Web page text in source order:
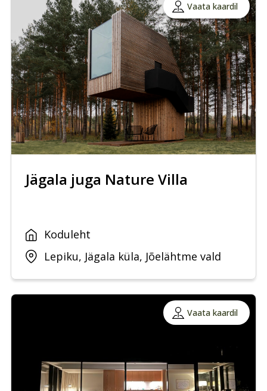
Vaata kaardil
Jägala juga Nature Villa
Koduleht
Lepiku, Jägala küla, Jõelähtme vald
Vaata kaardil